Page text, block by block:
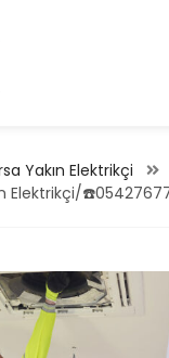
Yakın Elektrikçi
Elektrikçi/